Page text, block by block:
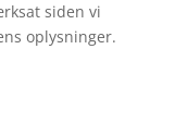
siden vi
oplysninger.